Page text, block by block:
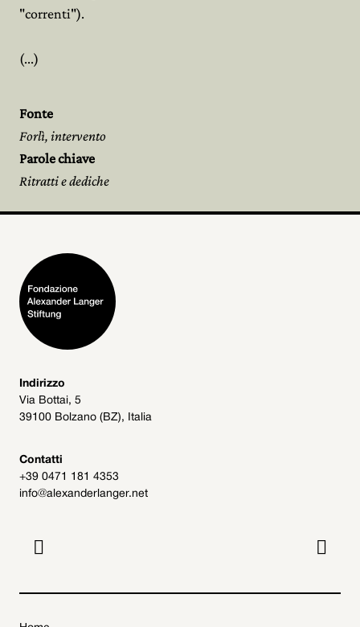
"correnti").
(...)
Fonte
Forlì, intervento
Parole chiave
Ritratti e dediche
Indirizzo
Via Bottai, 5
39100 Bolzano (BZ), Italia
Contatti
+39 0471 181 4353
info@alexanderlanger.net
 